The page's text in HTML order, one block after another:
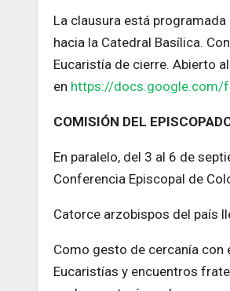
La clausura está
hacia la Catedral Basílica.
Eucaristía de cierre. Abierto
en https://docs.google.com/
COMISIÓN DEL
En paralelo, del 3 al 6 de
Conferencia Episcopal de
Catorce arzobispos del país
Como gesto de cercanía con
Eucaristías y encuentros